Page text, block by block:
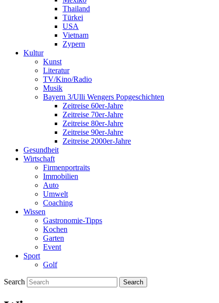
Thailand
Türkei
USA
Vietnam
Zypern
Kultur
Kunst
Literatur
TV/Kino/Radio
Musik
Bayern 3/Ulli Wengers Popgeschichten
Zeitreise 60er-Jahre
Zeitreise 70er-Jahre
Zeitreise 80er-Jahre
Zeitreise 90er-Jahre
Zeitreise 2000er-Jahre
Gesundheit
Wirtschaft
Firmenportraits
Immobilien
Auto
Umwelt
Coaching
Wissen
Gastronomie-Tipps
Kochen
Garten
Event
Sport
Golf
Search